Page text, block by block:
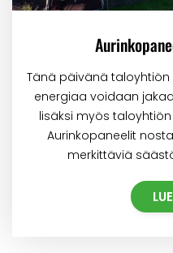
Tänä päivänä
energiaa voidaan
lisäksi myös
Aurinkopaneelit
merkittäviä